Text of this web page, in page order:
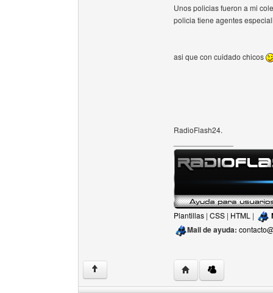
Unos policias fueron a mi
policia tiene agentes
asi que con cuidado chicos
RadioFlash24.
Plantillas | CSS | HTML |
Mail de ayuda:
↑ Visitar sitio web del